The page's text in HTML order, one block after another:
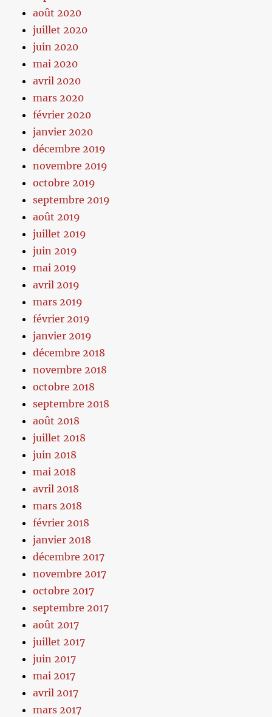
août 2020
juillet 2020
juin 2020
mai 2020
avril 2020
mars 2020
février 2020
janvier 2020
décembre 2019
novembre 2019
octobre 2019
septembre 2019
août 2019
juillet 2019
juin 2019
mai 2019
avril 2019
mars 2019
février 2019
janvier 2019
décembre 2018
novembre 2018
octobre 2018
septembre 2018
août 2018
juillet 2018
juin 2018
mai 2018
avril 2018
mars 2018
février 2018
janvier 2018
décembre 2017
novembre 2017
octobre 2017
septembre 2017
août 2017
juillet 2017
juin 2017
mai 2017
avril 2017
mars 2017